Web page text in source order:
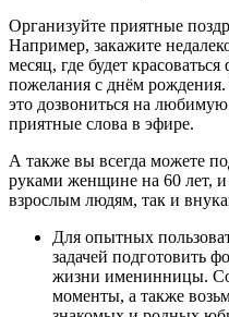
Организуйте приятные
Например, закажите
месяц, где будет
пожелания с днём
это дозвониться на
приятные слова в эфире.
А также вы всегда можете
руками женщине на 60 лет, и
взрослым людям, так и
Для опытных
задачей подготовить
жизни именинницы.
моменты, а также